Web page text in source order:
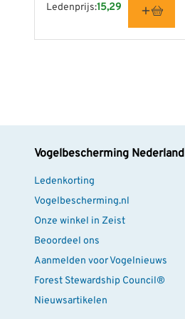
Ledenprijs:15,29
Vogelbescherming Nederland
Ledenkorting
Vogelbescherming.nl
Onze winkel in Zeist
Beoordeel ons
Aanmelden voor Vogelnieuws
Forest Stewardship Council®
Nieuwsartikelen